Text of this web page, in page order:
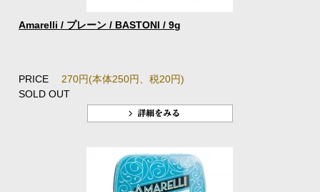
Amarelli / プレーン / BASTONI / 9g
PRICE 270円(本体250円、税20円)
SOLD OUT